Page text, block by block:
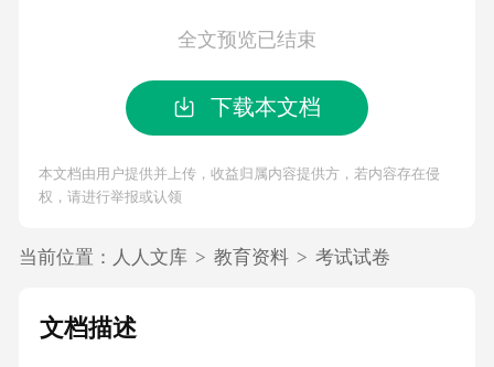
全文预览已结束
下载本文档
本文档由用户提供并上传，收益归属内容提供方，若内容存在侵
权，请进行举报或认领
当前位置： 人人文库 > 教育资料 > 考试试卷
文档描述